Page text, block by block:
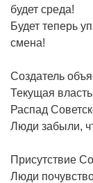
будет среда!
Будет теперь
смена!
Создатель
Текущая
Распад
Люди забыли,
Присутствие
Люди